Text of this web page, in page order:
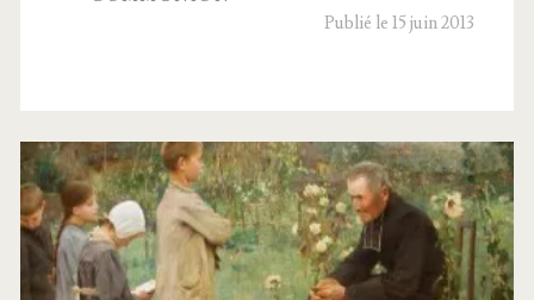
breton
Publié le 15 juin 2013